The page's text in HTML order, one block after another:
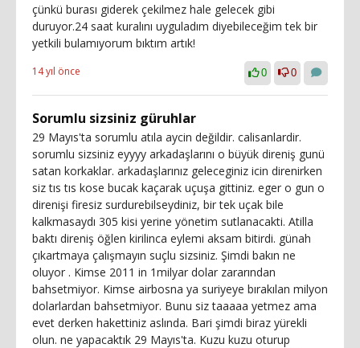
çünkü burası giderek çekilmez hale gelecek gibi
duruyor.24 saat kuralını uyguladım diyebileceğim tek bir
yetkili bulamıyorum bıktım artık!
14 yıl önce 0 0
Sorumlu sizsiniz güruhlar
29 Mayıs'ta sorumlu atıla aycin değildir. calisanlardir.
sorumlu sizsiniz eyyyy arkadaşlarını o büyük direniş gunü
satan korkaklar. arkadaşlarınız geleceginiz icin direnirken
siz tıs tıs kose bucak kaçarak uçuşa gittiniz. eger o gun o
direnişi firesiz surdurebilseydiniz, bir tek uçak bile
kalkmasaydı 305 kisi yerine yönetim sutlanacakti. Atilla
baktı direniş öğlen kirilinca eylemi aksam bitirdi. günah
çıkartmaya çalışmayın suçlu sizsiniz. Şimdi bakın ne
oluyor . Kimse 2011 in 1milyar dolar zararından
bahsetmiyor. Kimse airbosna ya suriyeye bırakılan milyon
dolarlardan bahsetmiyor. Bunu siz taaaaa yetmez ama
evet derken hakettiniz aslında. Bari şimdi biraz yürekli
olun. ne yapacaktık 29 Mayıs'ta. Kuzu kuzu oturup